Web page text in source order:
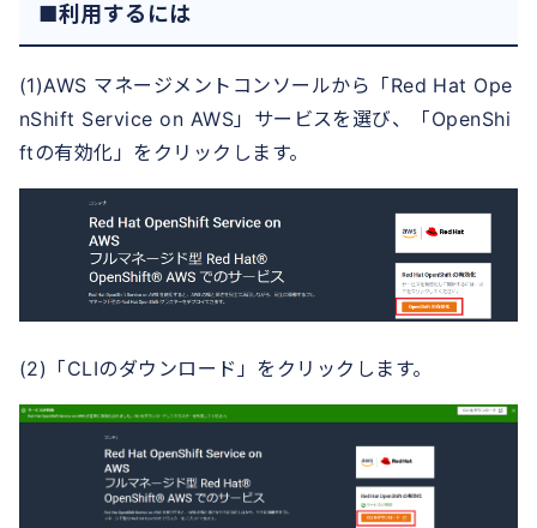
■利用するには
(1)AWS マネージメントコンソールから「Red Hat Ope
nShift Service on AWS」サービスを選び、「OpenShi
ftの有効化」をクリックします。
(2)「CLIのダウンロード」をクリックします。